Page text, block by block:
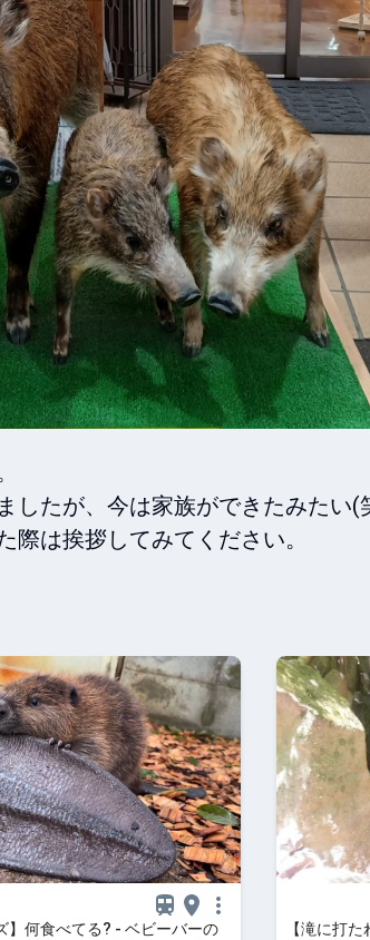
したが、今は家族ができたみたい(
は挨拶してみてください。
】何食べてる? - ベビーバーの
【滝に打